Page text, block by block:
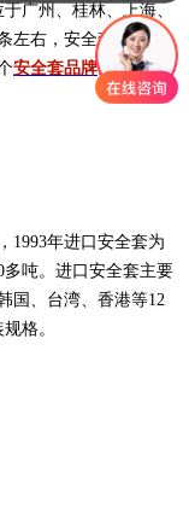
于广州、桂林、上海、
左右，安全套年生产
安全套品牌。
1993年进口安全套为
多吨。进口安全套主要
国、台湾、香港等12
格。